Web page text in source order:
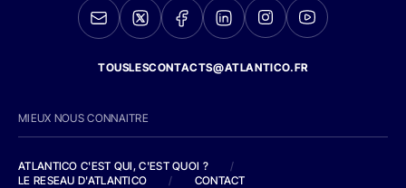
TOUSLESCONTACTS@ATLANTICO.FR
MIEUX NOUS CONNAITRE
ATLANTICO C'EST QUI, C'EST QUOI ?
/
LE RESEAU D'ATLANTICO
/ CONTACT